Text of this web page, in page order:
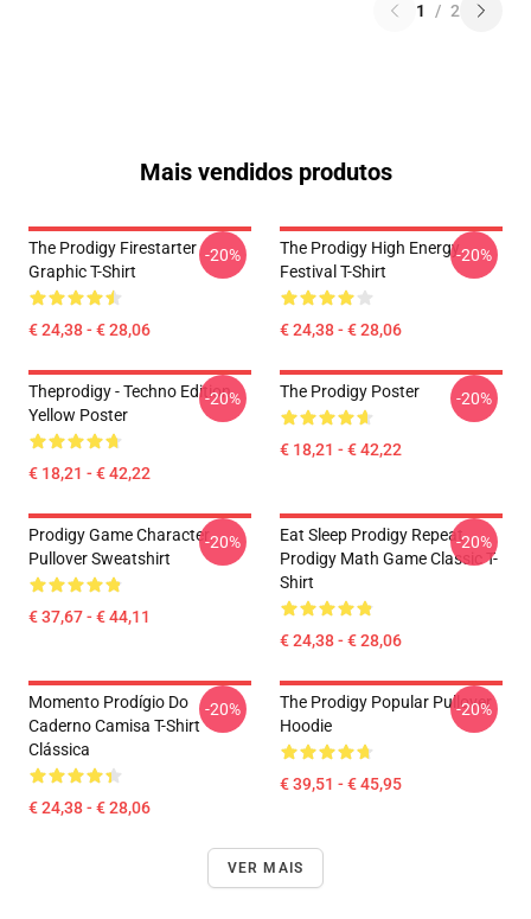
1 / 2
Mais vendidos produtos
The Prodigy Firestarter
Graphic T-Shirt
€ 24,38 - € 28,06
-20%
The Prodigy High Energy
Festival T-Shirt
€ 24,38 - € 28,06
-20%
Theprodigy - Techno Edition
Yellow Poster
€ 18,21 - € 42,22
-20% The Prodigy Poster
€ 18,21 - € 42,22
-20%
Prodigy Game Character
Pullover Sweatshirt
€ 37,67 - € 44,11
-20%
Eat Sleep Prodigy Repeat
Prodigy Math Game Classic T-
Shirt
€ 24,38 - € 28,06
-20%
Momento Prodígio Do
Caderno Camisa T-Shirt
Clássica
€ 24,38 - € 28,06
-20%
The Prodigy Popular Pullover
Hoodie
€ 39,51 - € 45,95
-20%
VER MAIS